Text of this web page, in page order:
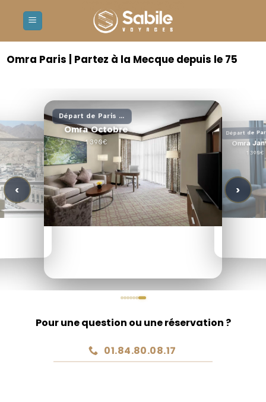
Omra Paris | Partez à la Mecque depuis le 75
Omra
1 390€
Départ de Paris CDG
Omra Octobre
1 390€
‹ ›
Pour une question ou une réservation ?
01.84.80.08.17